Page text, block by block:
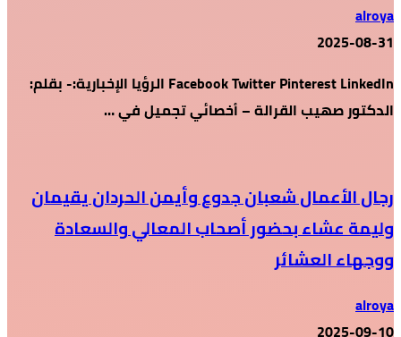
alroya
2025-08-31
Facebook Twitter Pinterest LinkedIn الرؤيا الإخبارية:- بقلم:
الدكتور صهيب القرالة – أخصائي تجميل في …
رجال الأعمال شعبان جدوع وأيمن الحردان يقيمان
وليمة عشاء بحضور أصحاب المعالي والسعادة
ووجهاء العشائر
alroya